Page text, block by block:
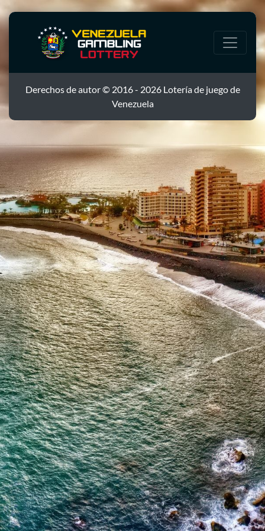
Derechos de autor © 2016 - 2026 Lotería de juego de
Venezuela